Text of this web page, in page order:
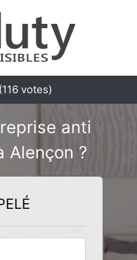
(116 votes)
anti
Alençon ?